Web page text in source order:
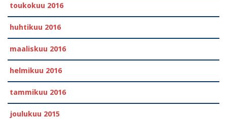
toukokuu 2016
huhtikuu 2016
maaliskuu 2016
helmikuu 2016
tammikuu 2016
joulukuu 2015